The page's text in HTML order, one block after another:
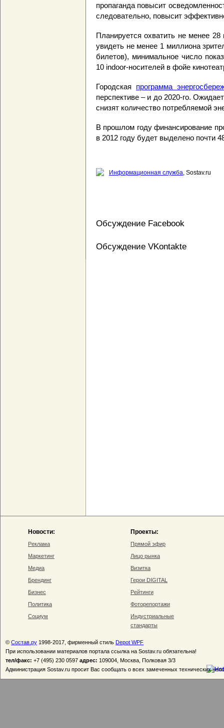
пропаганда повысит
следовательно, повысит
Планируется охватить не менее
увидеть не менее 1 миллиона
билетов), минимальное число
10 indoor-носителей в фойе
Городская программа
перспективе – и до 2020-го.
снизят количество потребляемой
В прошлом году финансирование
в 2012 году будет выделено почти
Информационная служба, Sostav.ru
Обсуждение Facebook
Обсуждение VKontakte
Новости:
Реклама
Маркетинг
Медиа
Брендинг
Бизнес
Политика
Социум
Проекты:
Прямой эфир
Лицо рынка
Визитка
Герои DIGITAL
Рейтинги
Фоторепортажи
Индустриальные
стандарты
© Состав.ру 1998-2017, фирменный стиль Depot WPF
При использовании материалов портала ссылка на Sostav.ru обязательна!
тел/факс: +7 (495) 230 0597 адрес: 109004, Москва, Полковая 3/3
Администрация Sostav.ru просит Вас сообщать о всех замеченных технических